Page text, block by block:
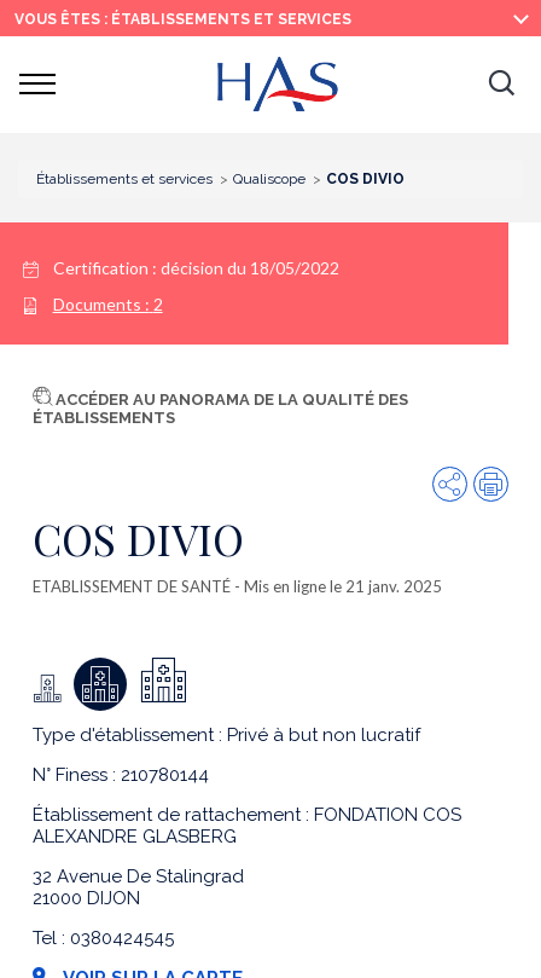
Recherche
Menu
principal
Contenu
principal
VOUS ÊTES : ÉTABLISSEMENTS ET SERVICES
Ouvrir
Établissements et services Qualiscope COS DIVIO
Certification : décision du 18/05/2022
Documents : 2
ACCÉDER AU PANORAMA DE LA QUALITÉ DES
ÉTABLISSEMENTS
Partager
COS DIVIO
ETABLISSEMENT DE SANTÉ - Mis en ligne le 21 janv. 2025
Type d'établissement : Privé à but non lucratif
N° Finess : 210780144
Établissement de rattachement : FONDATION COS
ALEXANDRE GLASBERG
32 Avenue De Stalingrad
21000 DIJON
Tel : 0380424545